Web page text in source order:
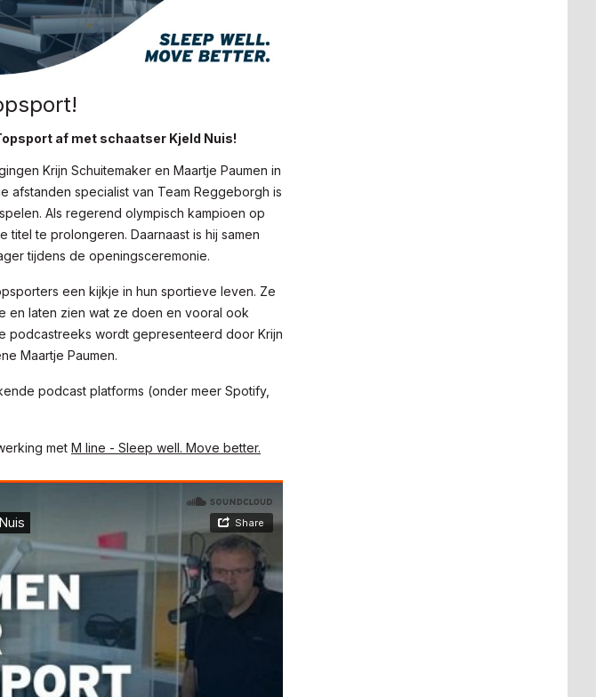
af met schaatser Kjeld Nuis!
Krijn Schuitemaker en Maartje Paumen in
afstanden specialist van Team Reggeborgh is
Als regerend olympisch kampioen op
titel te prolongeren. Daarnaast is hij samen
tijdens de openingsceremonie.
een kijkje in hun sportieve leven. Ze
en laten zien wat ze doen en vooral ook
podcastreeks wordt gepresenteerd door Krijn
Maartje Paumen.
podcast platforms (onder meer Spotify,
met M line - Sleep well. Move better.